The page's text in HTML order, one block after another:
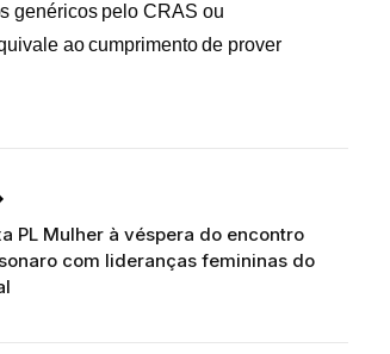
genéricos pelo CRAS ou
ao cumprimento de prover
PL Mulher à véspera do encontro
com lideranças femininas do